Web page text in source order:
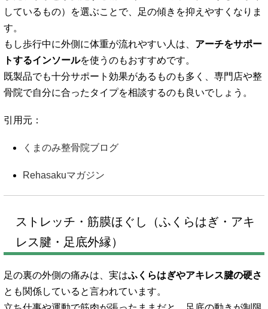
しているもの）を選ぶことで、足の傾きを抑えやすくなりま
す。
もし歩行中に外側に体重が流れやすい人は、 アーチをサポー
トするインソールを使うのもおすすめです。
既製品でも十分サポート効果があるものも多く、専門店や整
骨院で自分に合ったタイプを相談するのも良いでしょう。
引用元：
くまのみ整骨院ブログ
Rehasakuマガジン
ストレッチ・筋膜ほぐし（ふくらはぎ・アキ
レス腱・足底外縁）
足の裏の外側の痛みは、実はふくらはぎやアキレス腱の硬さ
とも関係していると言われています。